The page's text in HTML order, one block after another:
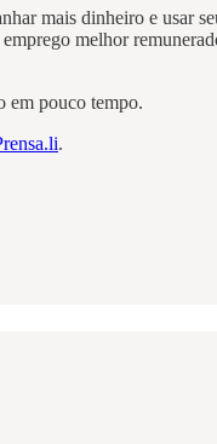
mais dinheiro e usar
melhor
em pouco tempo.
.